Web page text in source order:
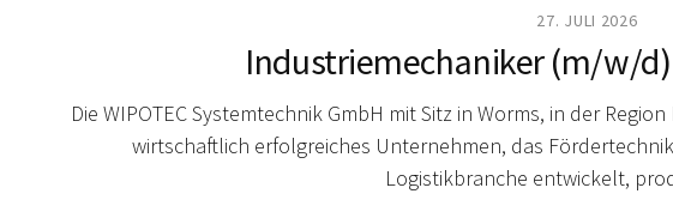
27. JULI 2026
Industriemechaniker (m/w/
Die WIPOTEC Systemtechnik GmbH mit Sitz in Worms, in der
wirtschaftlich erfolgreiches Unternehmen, das
Logistikbranche entwickelt,